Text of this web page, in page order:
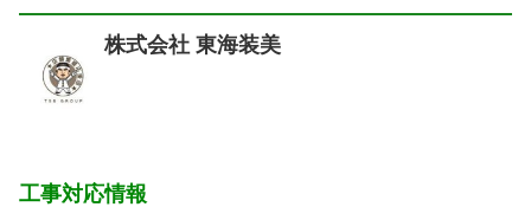
株式会社 東海装美
工事対応情報